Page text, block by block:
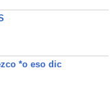
*o eso dic